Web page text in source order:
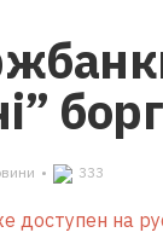
• 333
доступен на